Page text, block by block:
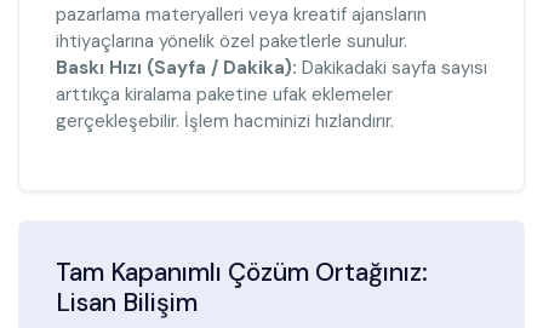
pazarlama materyalleri veya kreatif ajansların
ihtiyaçlarına yönelik özel paketlerle sunulur.
Baskı Hızı (Sayfa / Dakika): Dakikadaki sayfa sayısı
arttıkça kiralama paketine ufak eklemeler
gerçekleşebilir. İşlem hacminizi hızlandırır.
Tam Kapanımlı Çözüm Ortağınız:
Lisan Bilişim